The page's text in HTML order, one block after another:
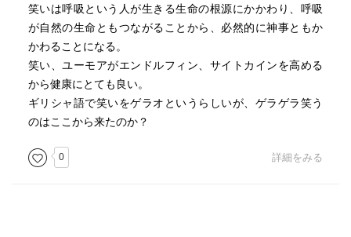
笑いは呼吸という人が生きる生命の根源にかかわり、呼吸
が自然の生命ともつながることから、必然的に神事ともか
かわることになる。
笑い、ユーモアがエンドルフィン、サイトカインを高める
から健康にとても良い。
ギリシャ語で笑いをゲラオというらしいが、ゲラゲラ笑う
のはここから来たのか？
0 詳細をみる